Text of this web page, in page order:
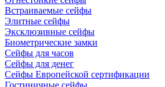
Встраиваемые сейфы
Элитные сейфы
Эксклюзивные сейфы
Биометрические замки
Сейфы для часов
Сейфы для денег
Сейфы Европейской сертификации
Гостиничные сейфы